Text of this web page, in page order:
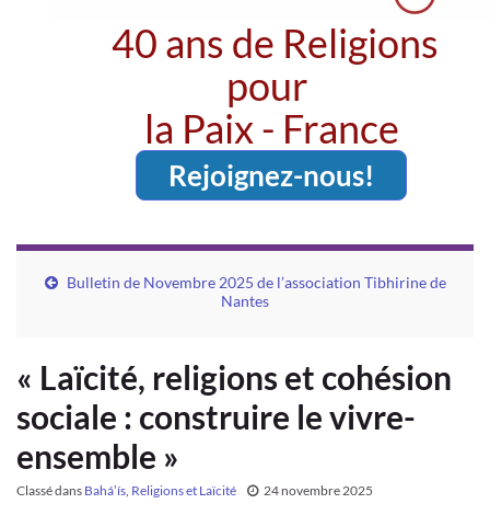
40 ans de Religions
pour
la Paix - France
Rejoignez-nous!
Bulletin de Novembre 2025 de l’association Tibhirine de
Nantes
« Laïcité, religions et cohésion
sociale : construire le vivre-
ensemble »
Classé dans Baháʼís Religions et Laïcité 24 novembre 2025